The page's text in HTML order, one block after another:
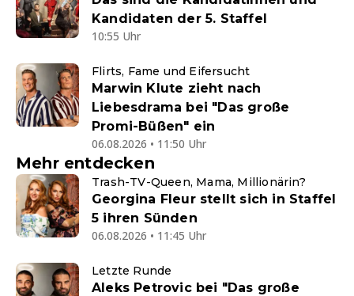
Kandidaten der 5. Staffel
10:55 Uhr
Flirts, Fame und Eifersucht
Marwin Klute zieht nach
Liebesdrama bei "Das große
Promi-Büßen" ein
06.08.2026 • 11:50 Uhr
Mehr entdecken
Trash-TV-Queen, Mama, Millionärin?
Georgina Fleur stellt sich in Staffel
5 ihren Sünden
06.08.2026 • 11:45 Uhr
Letzte Runde
Aleks Petrovic bei "Das große